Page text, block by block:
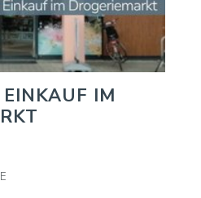
IM